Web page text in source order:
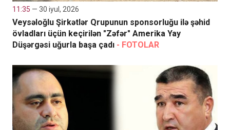
11:35 — 30 iyul, 2026
Veysəloğlu Şirkətlər Qrupunun sponsorluğu ilə şəhid
övladları üçün keçirilən "Zəfər" Amerika Yay
Düşərgəsi uğurla başa çadı - FOTOLAR